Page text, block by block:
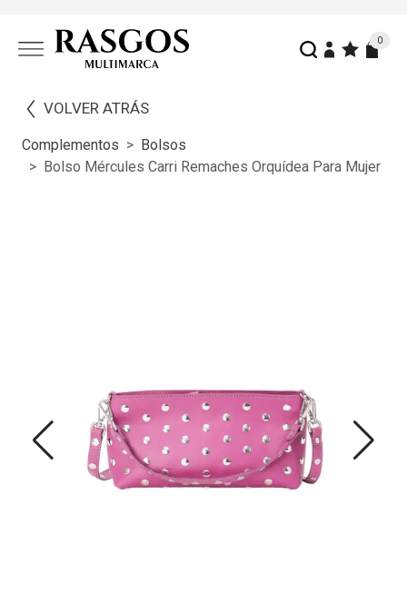
0
VOLVER ATRÁS
Complementos
Bolsos
Bolso Mércules Carri Remaches Orquídea Para Mujer